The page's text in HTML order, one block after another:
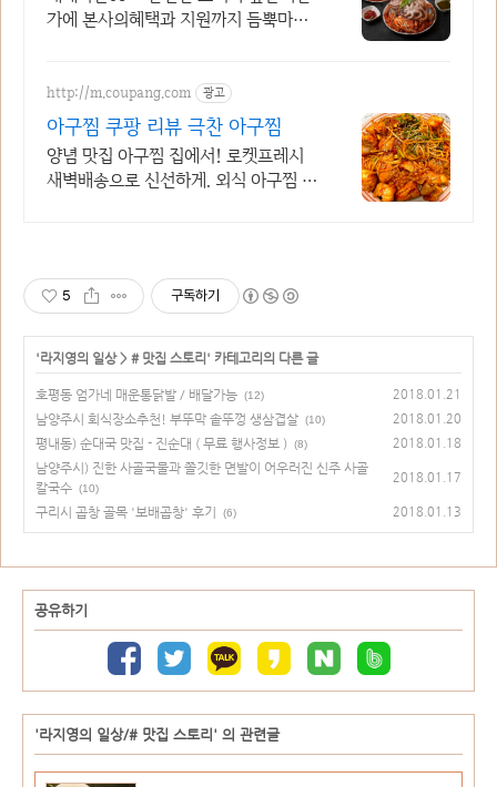
가에 본사의혜택과 지원까지 듬뿍마니
http://m.coupang.com 광고
아구찜 쿠팡 리뷰 극찬 아구찜
양념 맛집 아구찜 집에서! 로켓프레시
새벽배송으로 신선하게. 외식 아구찜 가
5 구독하기
'라지영의 일상> # 맛집 스토리 ' 카테고리의 다른 글
호평동 엄가네 매운통닭발 / 배달가능 (12) 2018.01.21
남양주시 회식장소추천! 부뚜막 솥뚜껑 생삼겹살 (10) 2018.01.20
평내동) 순대국 맛집 - 진순대 ( 무료 행사정보 ) (8) 2018.01.18
남양주시) 진한 사골국물과 쫄깃한 면발이 어우러진 신주 사골
칼국수 (10)
2018.01.17
구리시 곱창 골목 '보배곱창' 후기 (6) 2018.01.13
공유하기
'라지영의 일상/# 맛집 스토리' 의 관련글